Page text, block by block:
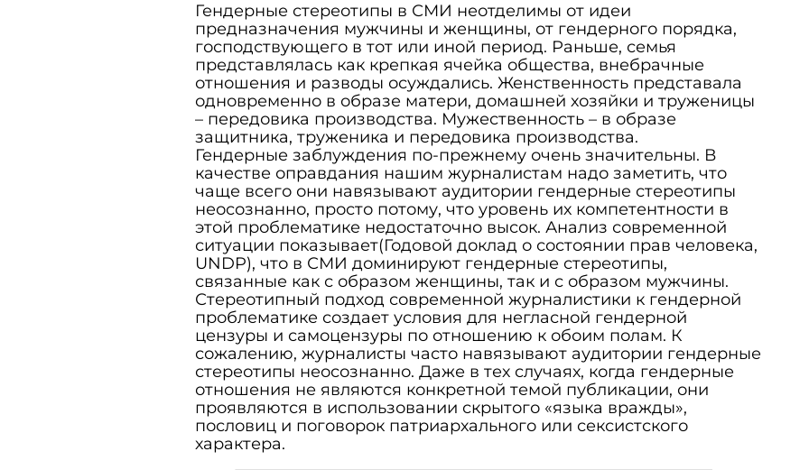
Гендерные стереотипы в СМИ неотделимы от идеи
предназначения мужчины и женщины, от гендерного порядка,
господствующего в тот или иной период. Раньше, семья
представлялась как крепкая ячейка общества, внебрачные
отношения и разводы осуждались. Женственность представала
одновременно в образе матери, домашней хозяйки и труженицы
– передовика производства. Мужественность – в образе
защитника, труженика и передовика производства.
Гендерные заблуждения по-прежнему очень значительны. В
качестве оправдания нашим журналистам надо заметить, что
чаще всего они навязывают аудитории гендерные стереотипы
неосознанно, просто потому, что уровень их компетентности в
этой проблематике недостаточно высок. Анализ современной
ситуации показывает(Годовой доклад о состоянии прав человека,
UNDP), что в СМИ доминируют гендерные стереотипы,
связанные как с образом женщины, так и с образом мужчины.
Стереотипный подход современной журналистики к гендерной
проблематике создает условия для негласной гендерной
цензуры и самоцензуры по отношению к обоим полам. К
сожалению, журналисты часто навязывают аудитории гендерные
стереотипы неосознанно. Даже в тех случаях, когда гендерные
отношения не являются конкретной темой публикации, они
проявляются в использовании скрытого «языка вражды»,
пословиц и поговорок патриархального или сексистского
характера.